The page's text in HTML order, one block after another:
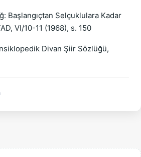
Başlangıçtan Selçuklulara Kadar
VI/10-11 (1968), s. 150
Divan Şiir Sözlüğü,